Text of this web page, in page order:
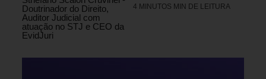
Doutrinador do Direito,
Auditor Judicial com
atuação no STJ e CEO da
EvidJuri
4 MINUTOS MIN DE LEITURA